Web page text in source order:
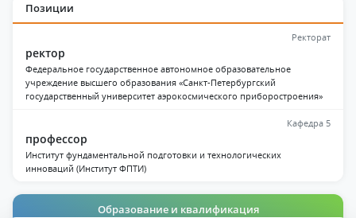
Позиции
Ректорат
ректор
Федеральное государственное автономное образовательное
учреждение высшего образования «Санкт-Петербургский
государственный университет аэрокосмического приборостроения»
Кафедра 5
профессор
Институт фундаментальной подготовки и технологических
инноваций (Институт ФПТИ)
Образование и квалификация